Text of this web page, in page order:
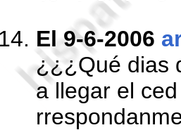
El 9-6-2006
¿¿¿Qué dias
a llegar el